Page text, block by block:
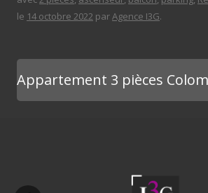
le 14 octobre 2022 parAgence I3G.
Appartement 3 pièces